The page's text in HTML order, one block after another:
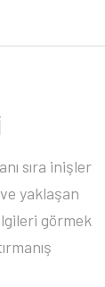
sıra inişler
yaklaşan
görmek